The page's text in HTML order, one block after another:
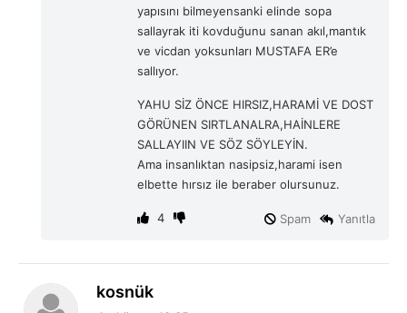
yapısını bilmeyensanki elinde sopa
sallayrak iti kovduğunu sanan akıl,mantık
ve vicdan yoksunları MUSTAFA ER’e
sallıyor.
YAHU SİZ ÖNCE HIRSIZ,HARAMİ VE DOST
GÖRÜNEN SIRTLANALRA,HAİNLERE
SALLAYIIN VE SÖZ SÖYLEYİN.
Ama insanlıktan nasipsiz,harami isen
elbette hırsız ile beraber olursunuz.
4 Yanıtla
Spam
kosnük